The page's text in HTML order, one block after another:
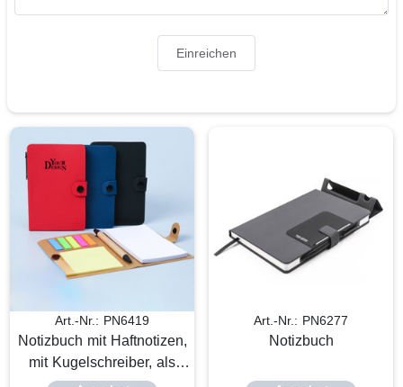
Einreichen
Art.-Nr.: PN6419
Notizbuch mit Haftnotizen,
mit Kugelschreiber, als
Werbeartikel
Art.-Nr.: PN6277
Notizbuch